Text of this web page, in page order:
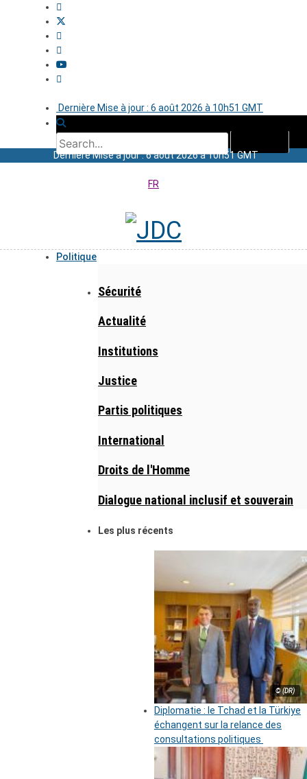
Dernière Mise à jour : 6 août 2026 à 10h51 GMT
Dernière Mise à jour : 6 août 2026 à 10h51 GMT
FR
Politique
Sécurité
Actualité
Institutions
Justice
Partis politiques
International
Droits de l'Homme
Dialogue national inclusif et souverain
Les plus récents
© (DR)
Diplomatie : le Tchad et la Türkiye
échangent sur la relance des
consultations politiques